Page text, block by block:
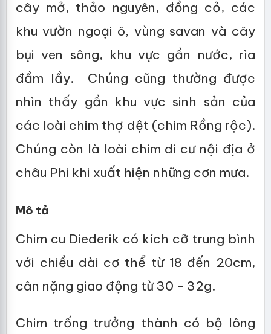
cây mở, thảo nguyên, đồng cỏ, các
khu vườn ngoại ô, vùng savan và cây
bụi ven sông, khu vực gần nước, rìa
đầm lầy. Chúng cũng thường được
nhìn thấy gần khu vực sinh sản của
các loài chim thợ dệt (chim Rồng rộc).
Chúng còn là loài chim di cư nội địa ở
châu Phi khi xuất hiện những cơn mưa.
Mô tả
Chim cu Diederik có kích cỡ trung bình
với chiều dài cơ thể từ 18 đến 20cm,
cân nặng giao động từ 30 - 32g.
Chim trống trưởng thành có bộ lông